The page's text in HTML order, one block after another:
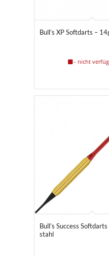
Bull’s XP Softdarts –
- nicht
Bull’s Success
stahl